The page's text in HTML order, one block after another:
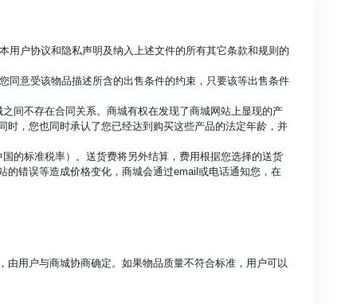
用户协议和隐私声明及纳入上述文件的所有其它条款和规则的
同意受该物品描述所含的出售条件的约束，只要该等出售条件
间不存在合同关系。商城有权在发现了商城网站上显现的产
，您也同时承认了您已经达到购买这些产品的法定年龄，并
的标准税率）。送货费将另外结算，费用根据您选择的送货
错误等造成价格变化，商城会通过email或电话通知您，在
用户与商城协商确定。如果物品质量不符合标准，用户可以